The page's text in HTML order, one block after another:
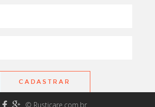
CADASTRAR
© Rusticare.com.br